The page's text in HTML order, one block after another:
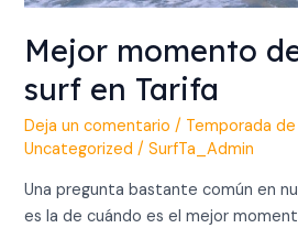
Mejor momento
surf en Tarifa
Deja un comentario / Temporada
Uncategorized /SurfTa_Admin
Una pregunta bastante común en
es la de cuándo es el mejor